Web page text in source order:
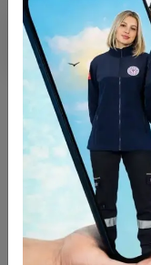
Ürün Açıklaması
Taksit Seçenekleri
ÜRÜN